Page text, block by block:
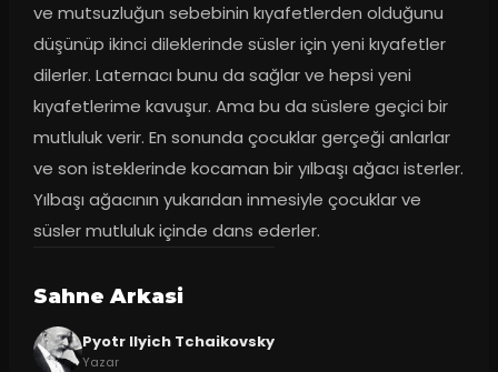
ve mutsuzluğun sebebinin kıyafetlerden olduğunu
düşünüp ikinci dileklerinde süsler için yeni kıyafetler
dilerler. Laternacı bunu da sağlar ve hepsi yeni
kıyafetlerime kavuşur. Ama bu da süslere geçici bir
mutluluk verir. En sonunda çocuklar gerçeği anlarlar
ve son isteklerinde kocaman bir yılbaşı ağacı isterler.
Yılbaşı ağacının yukarıdan inmesiyle çocuklar ve
süsler mutluluk içinde dans ederler.
Sahne Arkasi
Pyotr Ilyich Tchaikovsky
Yazar